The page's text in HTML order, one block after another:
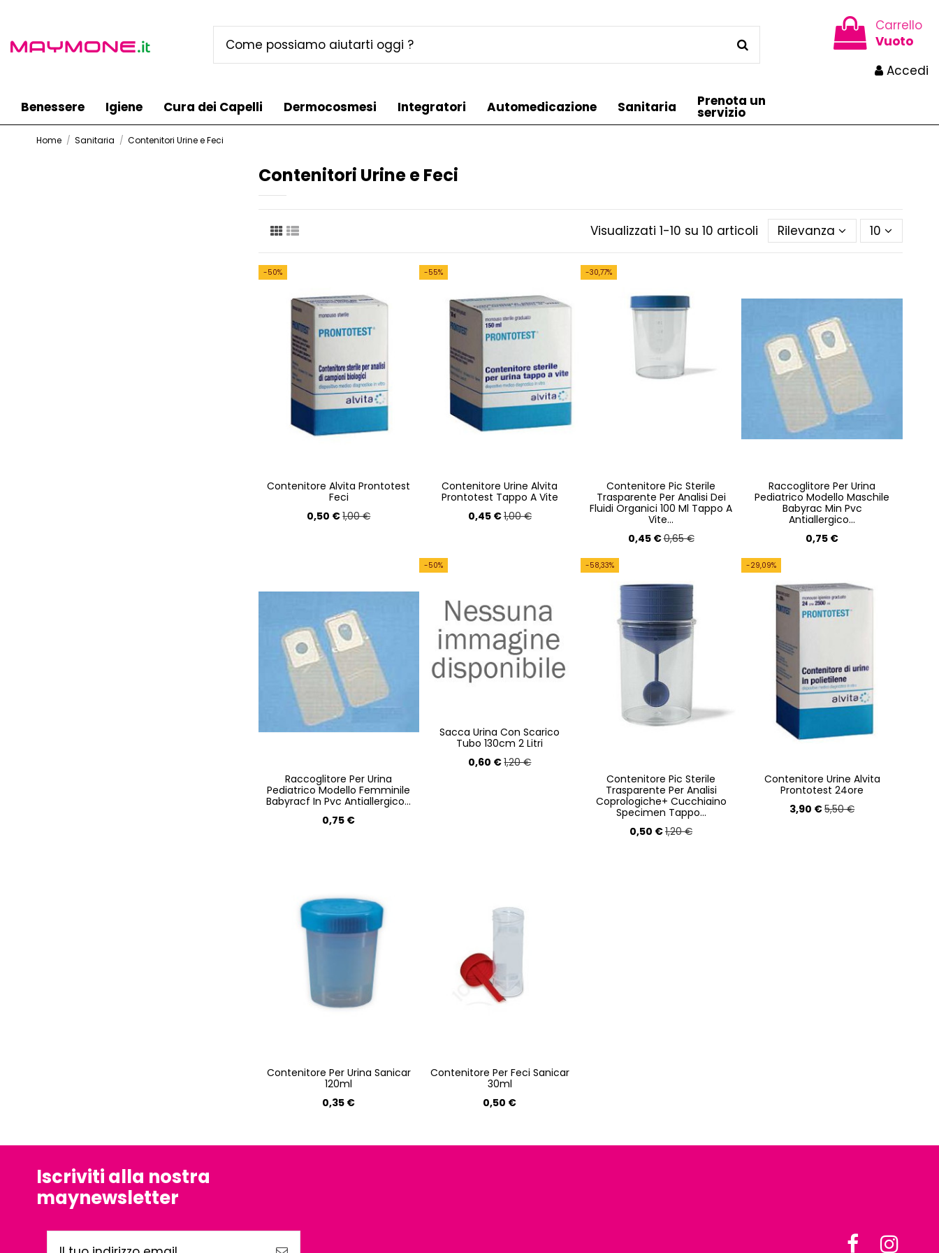
Carrello
Vuoto
Accedi
Benessere Igiene Cura dei Capelli Dermocosmesi Integratori Automedicazione Sanitaria Prenota un
servizio
Home Sanitaria Contenitori Urine e Feci
Contenitori Urine e Feci
Visualizzati 1-10 su 10 articoli Rilevanza 10
-50%
Contenitore Alvita Prontotest
Feci
0,50 €1,00 €
-55%
Contenitore Urine Alvita
Prontotest Tappo A Vite
0,45 €1,00 €
-30,77%
Contenitore Pic Sterile
Trasparente Per Analisi Dei
Fluidi Organici 100 Ml Tappo A
Vite...
0,45 €0,65 €
Raccoglitore Per Urina
Pediatrico Modello Maschile
Babyrac Min Pvc
Antiallergico...
0,75 €
Raccoglitore Per Urina
Pediatrico Modello Femminile
Babyracf In Pvc Antiallergico...
0,75 €
-50%
Sacca Urina Con Scarico
Tubo 130cm 2 Litri
0,60 €1,20 €
-58,33%
Contenitore Pic Sterile
Trasparente Per Analisi
Coprologiche+ Cucchiaino
Specimen Tappo...
0,50 €1,20 €
-29,09%
Contenitore Urine Alvita
Prontotest 24ore
3,90 €5,50 €
Contenitore Per Urina Sanicar
120ml
0,35 €
Contenitore Per Feci Sanicar
30ml
0,50 €
Iscriviti alla nostra
maynewsletter